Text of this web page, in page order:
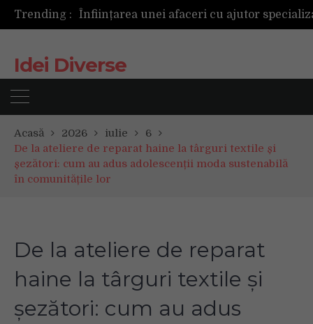
Trending :
Idei Diverse
Acasă 2026 iulie
6
De la ateliere de reparat haine la târguri textile și
șezători: cum au adus adolescenții moda sustenabilă
în comunitățile lor
De la ateliere de reparat
haine la târguri textile și
șezători: cum au adus